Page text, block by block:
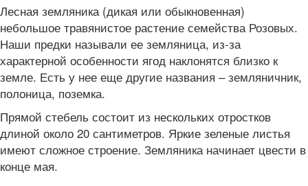
Лесная земляника (дикая или обыкновенная)
небольшое травянистое растение семейства Розовых.
Наши предки называли ее земляница, из-за
характерной особенности ягод наклонятся близко к
земле. Есть у нее еще другие названия – земляничник,
полоница, поземка.
Прямой стебель состоит из нескольких отростков
длиной около 20 сантиметров. Яркие зеленые листья
имеют сложное строение. Земляника начинает цвести в
конце мая.